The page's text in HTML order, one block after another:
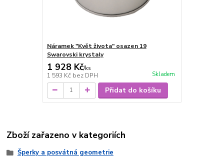
Náramek "Květ života" osazen 19
Swarovski krystaly
1 928 Kč/ks
1 593 Kč bez DPH Skladem
Přidat do košíku
Zboží zařazeno v kategoriích
Šperky a posvátná geometrie